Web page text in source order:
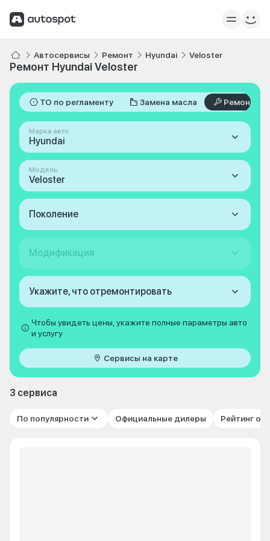
Автосервисы Ремонт Hyundai Veloster
Ремонт Hyundai Veloster
ТО по регламенту Замена масла Ремонт
Марка авто
Hyundai
Модель
Veloster
Поколение
Модификация
Укажите, что отремонтировать
Чтобы увидеть цены, укажите полные параметры авто
и услугу
Сервисы на карте
3 сервиса
По популярности Официальные дилеры Рейтинг